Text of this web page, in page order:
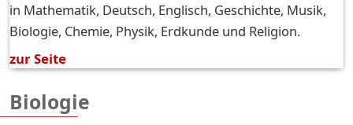
in Mathematik, Deutsch, Englisch, Geschichte, Musik,
Biologie, Chemie, Physik, Erdkunde und Religion.
zur Seite
Biologie